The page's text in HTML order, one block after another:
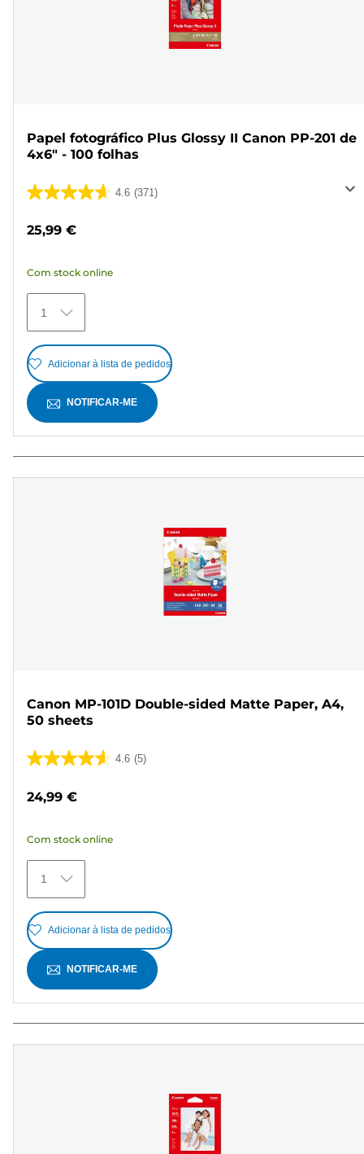
Papel fotográfico Plus Glossy II Canon PP-201 de
4x6" - 100 folhas
4.6 (371)
4.6
371
análises
25,99 €
Com stock online
1
Adicionar à lista de pedidos
NOTIFICAR-ME
Canon MP-101D Double-sided Matte Paper, A4,
50 sheets
4.6 (5)
4.6
5
5
análises
24,99 €
Com stock online
1
Adicionar à lista de pedidos
NOTIFICAR-ME